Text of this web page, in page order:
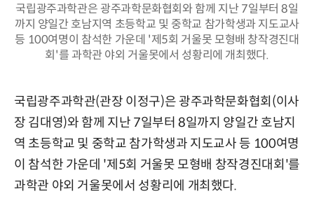
국립광주과학관은 광주과학문화협회와 함께 지난 7일부터 8일
까지 양일간 호남지역 초등학교 및 중학교 참가학생과 지도교사
등 100여명이 참석한 가운데 '제5회 거울못 모형배 창작경진대
회'를 과학관 야외 거울못에서 성황리에 개최했다.
국립광주과학관(관장 이정구)은 광주과학문화협회(이사
장 김대영)와 함께 지난 7일부터 8일까지 양일간 호남지
역 초등학교 및 중학교 참가학생과 지도교사 등 100여명
이 참석한 가운데 '제5회 거울못 모형배 창작경진대회'를
과학관 야외 거울못에서 성황리에 개최했다.